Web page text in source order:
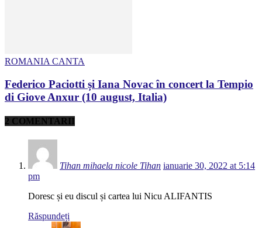
ROMANIA CANTA
Federico Paciotti și Iana Novac în concert la Tempio
di Giove Anxur (10 august, Italia)
2 COMENTARII
Tihan mihaela nicole Tihan ianuarie 30, 2022 at 5:14
pm
Doresc și eu discul și cartea lui Nicu ALIFANTIS
Răspundeți